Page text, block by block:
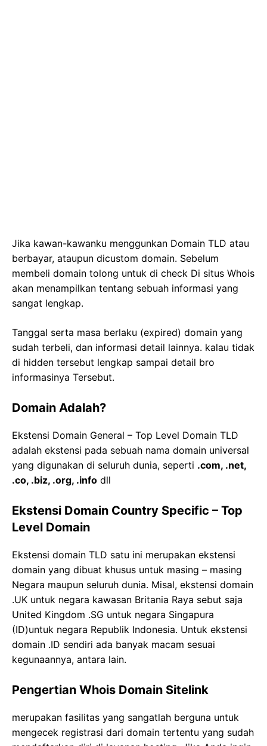
Jika kawan-kawanku menggunkan Domain TLD atau
berbayar, ataupun dicustom domain. Sebelum
membeli domain tolong untuk di check Di situs Whois
akan menampilkan tentang sebuah informasi yang
sangat lengkap.
Tanggal serta masa berlaku (expired) domain yang
sudah terbeli, dan informasi detail lainnya. kalau tidak
di hidden tersebut lengkap sampai detail bro
informasinya Tersebut.
Domain Adalah?
Ekstensi Domain General – Top Level Domain TLD
adalah ekstensi pada sebuah nama domain universal
yang digunakan di seluruh dunia, seperti .com, .net,
.co, .biz, .org, .info dll
Ekstensi Domain Country Specific – Top
Level Domain
Ekstensi domain TLD satu ini merupakan ekstensi
domain yang dibuat khusus untuk masing – masing
Negara maupun seluruh dunia. Misal, ekstensi domain
.UK untuk negara kawasan Britania Raya sebut saja
United Kingdom .SG untuk negara Singapura
(ID)untuk negara Republik Indonesia. Untuk ekstensi
domain .ID sendiri ada banyak macam sesuai
kegunaannya, antara lain.
Pengertian Whois Domain Sitelink
merupakan fasilitas yang sangatlah berguna untuk
mengecek registrasi dari domain tertentu yang sudah